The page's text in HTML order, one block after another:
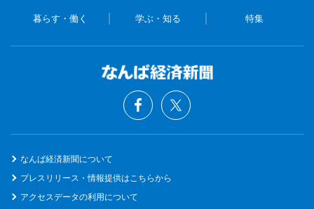
暮らす・働く 学ぶ・知る 特集
なんば経済新聞について
プレスリリース・情報提供はこちらから
アクセスデータの利用について